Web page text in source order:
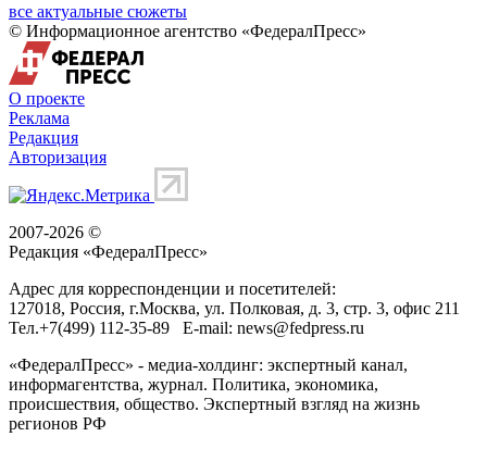
все актуальные сюжеты
© Информационное агентство «ФедералПресс»
О проекте
Реклама
Редакция
Авторизация
2007-2026 ©
Редакция «ФедералПресс»
Адрес для корреспонденции и посетителей:
127018, Россия, г.Москва, ул. Полковая, д. 3, стр. 3, офис 211
Тел.+7(499) 112-35-89 E-mail: news@fedpress.ru
«ФедералПресс» - медиа-холдинг: экспертный канал,
информагентства, журнал. Политика, экономика,
происшествия, общество. Экспертный взгляд на жизнь
регионов РФ